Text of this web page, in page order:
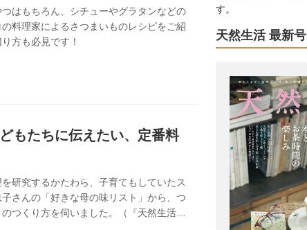
はもちろん、シチューやグラタンなどの
料理家によるさつまいものレシピをご紹
方も必見です！
もたちに伝えたい、定番料
研究するかたわら、子育てもしていたス
さんの「好きな母の味リスト」から、つ
つくり方を伺いました。（『天然生活』
す。
天然生活 最新号